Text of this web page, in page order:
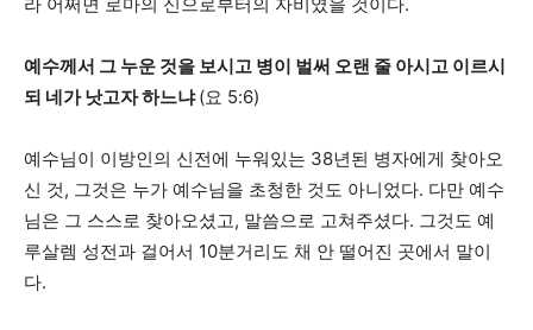
예수께서 그 누운 것을 보시고 병이 벌써 오랜 줄 아시고 이르시
되 네가 낫고자 하느냐(요 5:6)
예수님이 이방인의 신전에 누워있는 38년된 병자에게 찾아오
신 것, 그것은 누가 예수님을 초청한 것도 아니었다. 다만 예수
님은 그 스스로 찾아오셨고, 말씀으로 고쳐주셨다. 그것도 예
루살렘 성전과 걸어서 10분거리도 채 안 떨어진 곳에서 말이
다.